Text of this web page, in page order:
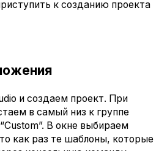
к созданию проекта
и создаем проект. При
в самый низ к группе
В окне выбираем
как раз те шаблоны, которые